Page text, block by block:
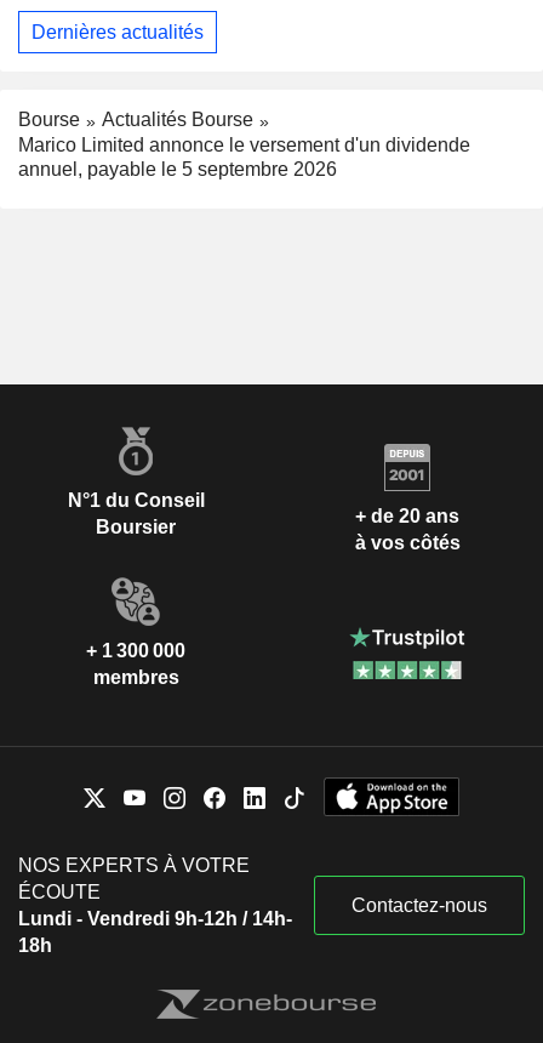
Dernières actualités
Bourse
Actualités Bourse
Marico Limited annonce le versement d'un dividende
annuel, payable le 5 septembre 2026
N°1 du Conseil
Boursier
+ de 20 ans
à vos côtés
+ 1 300 000
membres
NOS EXPERTS À VOTRE
ÉCOUTE
Lundi - Vendredi 9h-12h / 14h-
18h
Contactez-nous